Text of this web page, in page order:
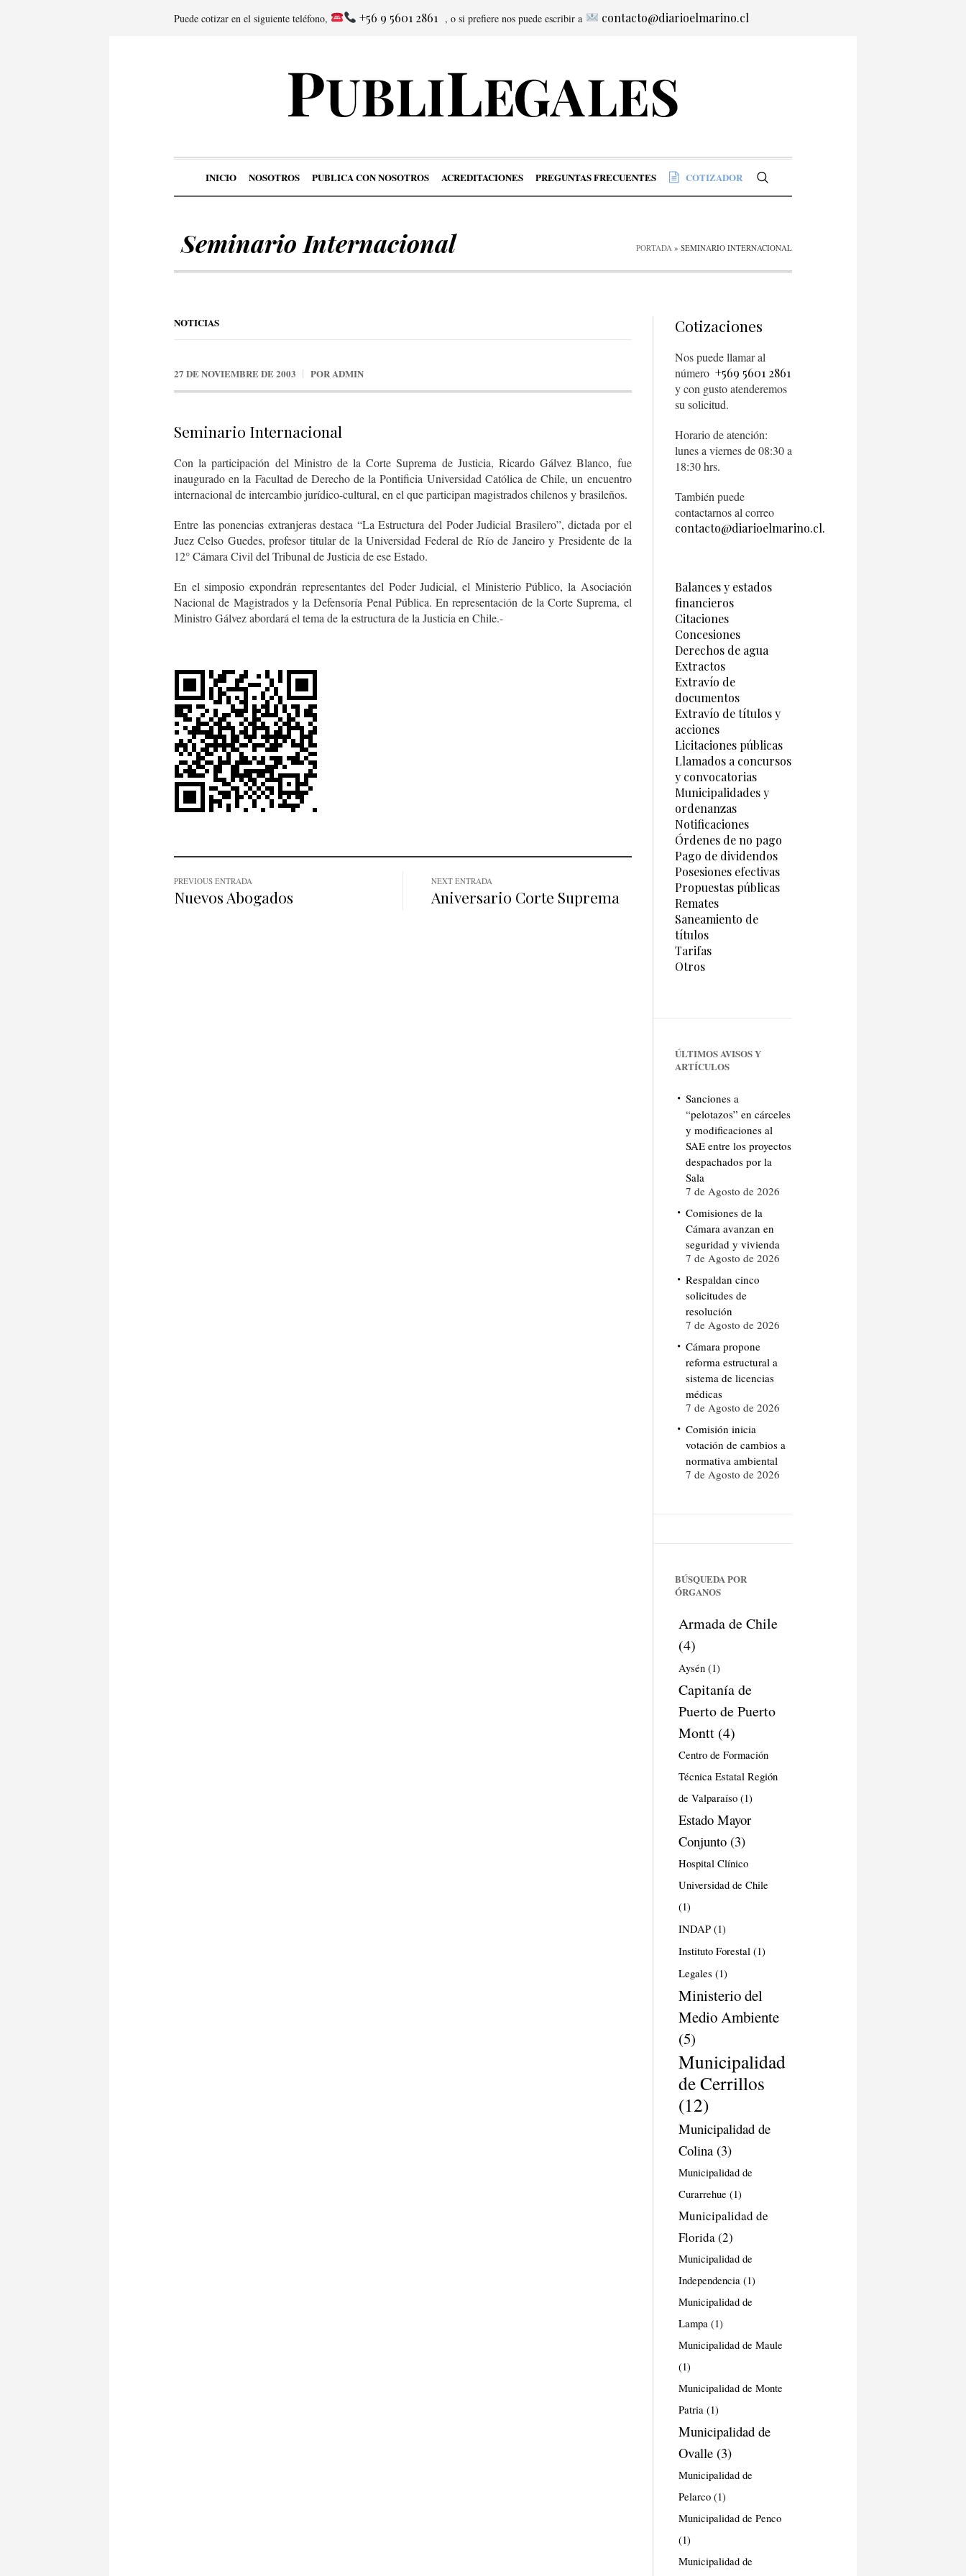
Puede cotizar en el siguiente teléfono, +56 9 5601 2861 , o si prefiere nos puede escribir a contacto@diarioelmarino.cl
INICIO NOSOTROS PUBLICA CON NOSOTROS ACREDITACIONES PREGUNTAS FRECUENTES COTIZADOR
Seminario Internacional PORTADA » SEMINARIO INTERNACIONAL
NOTICIAS
27 DE NOVIEMBRE DE 2003 PORADMIN
Seminario Internacional
Con la participación del Ministro de la Corte Suprema de Justicia, Ricardo Gálvez Blanco, fue
inaugurado en la Facultad de Derecho de la Pontificia Universidad Católica de Chile, un encuentro
internacional de intercambio jurídico-cultural, en el que participan magistrados chilenos y brasileños.
Entre las ponencias extranjeras destaca “La Estructura del Poder Judicial Brasilero”, dictada por el
Juez Celso Guedes, profesor titular de la Universidad Federal de Río de Janeiro y Presidente de la
12° Cámara Civil del Tribunal de Justicia de ese Estado.
En el simposio expondrán representantes del Poder Judicial, el Ministerio Público, la Asociación
Nacional de Magistrados y la Defensoría Penal Pública. En representación de la Corte Suprema, el
Ministro Gálvez abordará el tema de la estructura de la Justicia en Chile.-
PREVIOUS ENTRADA
Nuevos Abogados
NEXT ENTRADA
Aniversario Corte Suprema
Cotizaciones
Nos puede llamar al
número +569 5601 2861
y con gusto atenderemos
su solicitud.
Horario de atención:
lunes a viernes de 08:30 a
18:30 hrs.
También puede
contactarnos al correo
contacto@diarioelmarino.cl.
Balances y estados
financieros
Citaciones
Concesiones
Derechos de agua
Extractos
Extravío de
documentos
Extravío de títulos y
acciones
Licitaciones públicas
Llamados a concursos
y convocatorias
Municipalidades y
ordenanzas
Notificaciones
Órdenes de no pago
Pago de dividendos
Posesiones efectivas
Propuestas públicas
Remates
Saneamiento de
títulos
Tarifas
Otros
ÚLTIMOS AVISOS Y
ARTÍCULOS
Sanciones a
“pelotazos” en cárceles
y modificaciones al
SAE entre los proyectos
despachados por la
Sala
7 de Agosto de 2026
Comisiones de la
Cámara avanzan en
seguridad y vivienda
7 de Agosto de 2026
Respaldan cinco
solicitudes de
resolución
7 de Agosto de 2026
Cámara propone
reforma estructural a
sistema de licencias
médicas
7 de Agosto de 2026
Comisión inicia
votación de cambios a
normativa ambiental
7 de Agosto de 2026
BÚSQUEDA POR
ÓRGANOS
Armada de Chile
(4)
Aysén(1)
Capitanía de
Puerto de Puerto
Montt(4)
Centro de Formación
Técnica Estatal Región
de Valparaíso(1)
Estado Mayor
Conjunto(3)
Hospital Clínico
Universidad de Chile
(1)
INDAP(1)
Instituto Forestal(1)
Legales (1)
Ministerio del
Medio Ambiente
(5)
Municipalidad
de Cerrillos
(12)
Municipalidad de
Colina(3)
Municipalidad de
Curarrehue (1)
Municipalidad de
Florida(2)
Municipalidad de
Independencia(1)
Municipalidad de
Lampa(1)
Municipalidad de Maule
(1)
Municipalidad de Monte
Patria(1)
Municipalidad de
Ovalle(3)
Municipalidad de
Pelarco(1)
Municipalidad de Penco
(1)
Municipalidad de